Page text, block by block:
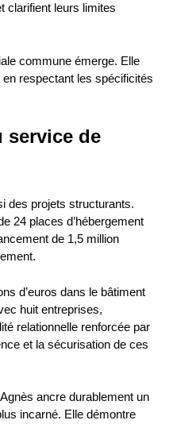
clarifient leurs limites
commune émerge. Elle
respectant les spécificités
service de
des projets structurants.
24 places d’hébergement
de 1,5 million
d’euros dans le bâtiment
huit entreprises,
relationnelle renforcée par
et la sécurisation de ces
ancre durablement un
incarné. Elle démontre